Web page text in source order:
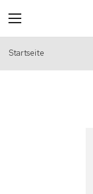
Navigation
umschalten
Startseite